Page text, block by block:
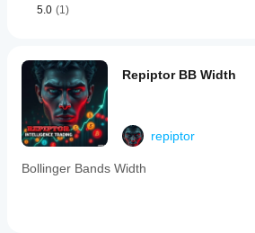
5.0 (1)
Repiptor BB Width
repiptor
Bollinger Bands Width